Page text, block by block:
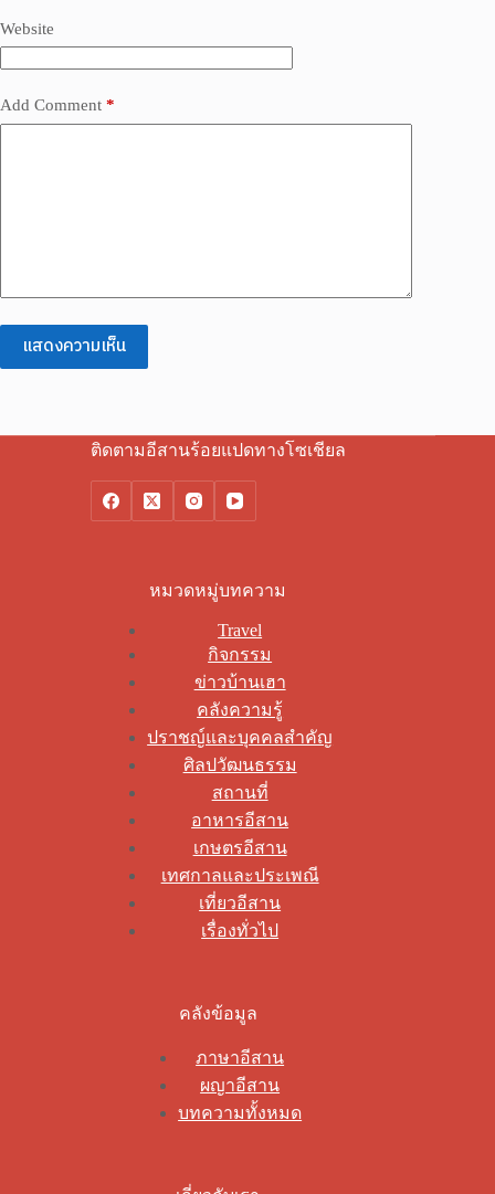
Website
Add Comment *
แสดงความเห็น
ติดตามอีสานร้อยแปดทางโซเชียล
หมวดหมู่บทความ
Travel
กิจกรรม
ข่าวบ้านเฮา
คลังความรู้
ปราชญ์และบุคคลสำคัญ
ศิลปวัฒนธรรม
สถานที่
อาหารอีสาน
เกษตรอีสาน
เทศกาลและประเพณี
เที่ยวอีสาน
เรื่องทั่วไป
คลังข้อมูล
ภาษาอีสาน
ผญาอีสาน
บทความทั้งหมด